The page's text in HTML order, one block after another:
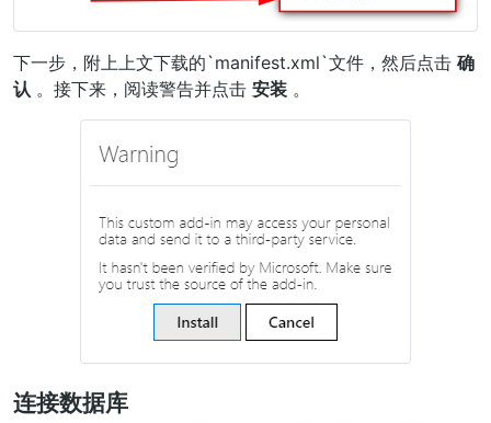
下一步，附上上文下载的`manifest.xml`文件，然后点击 确
认 。接下来，阅读警告并点击 安装 。
连接数据库